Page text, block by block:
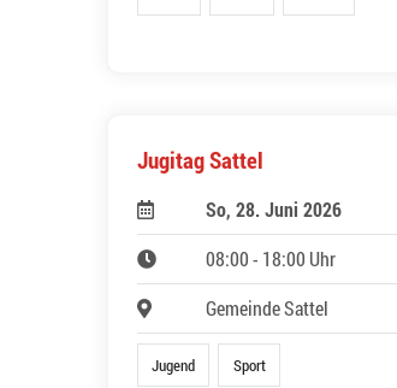
Jugitag Sattel
So, 28. Juni 2026
08:00 - 18:00 Uhr
Gemeinde Sattel
Jugend Sport